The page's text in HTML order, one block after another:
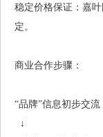
稳定价格保证：嘉
定。
商业合作步骤：
“品牌”信息初步交流
↓